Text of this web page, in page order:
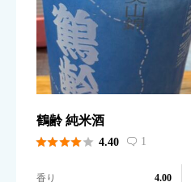
鶴齢 純米酒
 4.40  1
香り 4.00